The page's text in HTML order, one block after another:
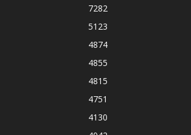
7282
5123
4874
4855
4815
4751
4130